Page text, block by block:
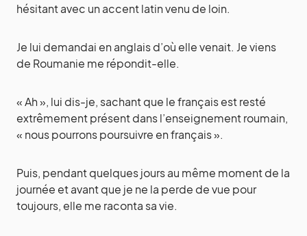
hésitant avec un accent latin venu de loin.
Je lui demandai en anglais d’où elle venait. Je viens
de Roumanie me répondit-elle.
« Ah », lui dis-je, sachant que le français est resté
extrêmement présent dans l’enseignement roumain,
« nous pourrons poursuivre en français ».
Puis, pendant quelques jours au même moment de la
journée et avant que je ne la perde de vue pour
toujours, elle me raconta sa vie.